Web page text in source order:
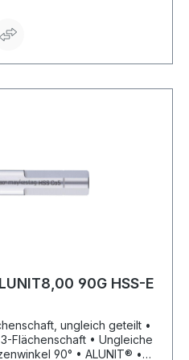
dadurch deutlich
90G HSS-E
ungleich geteilt •
Flächenschaft • Ungleiche
90° • ALUNIT® •